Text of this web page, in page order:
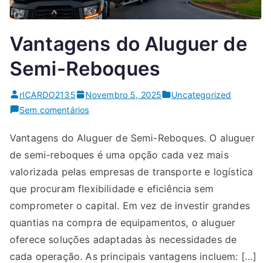
Vantagens do Aluguer de
Semi-Reboques
rICARDO2135 Novembro 5, 2025
Uncategorized
Sem comentáriosem
do
Aluguer
de
Semi-
Reboques
Vantagens do Aluguer de Semi-Reboques. O aluguer
de semi-reboques é uma opção cada vez mais
valorizada pelas empresas de transporte e logística
que procuram flexibilidade e eficiência sem
comprometer o capital. Em vez de investir grandes
quantias na compra de equipamentos, o aluguer
oferece soluções adaptadas às necessidades de
cada operação. As principais vantagens incluem: […]